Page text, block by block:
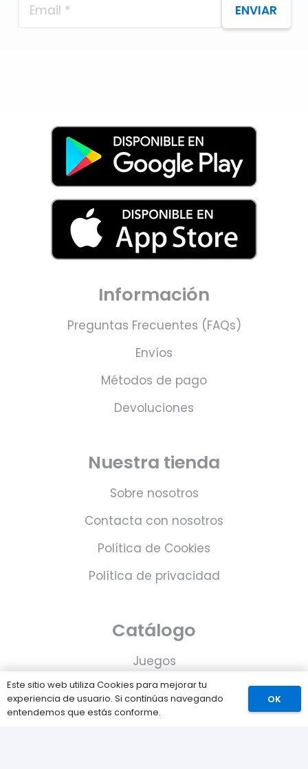
ENVIAR
Información
Preguntas Frecuentes (FAQs)
Envíos
Métodos de pago
Devoluciones
Nuestra tienda
Sobre nosotros
Contacta con nosotros
Política de Cookies
Política de privacidad
Catálogo
Juegos
Consolas
Accesorios para tu PS5
Este sitio web utiliza Cookies para mejorar tu
experiencia de usuario. Si continúas navegando
entendemos que estás conforme.
OK